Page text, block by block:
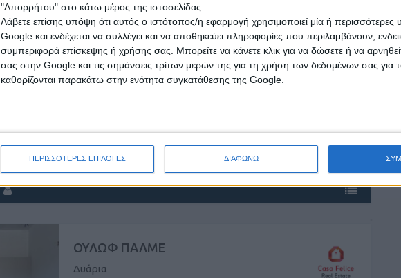
"Απορρήτου" στο κάτω μέρος της ιστοσελίδας.
Λάβετε επίσης υπόψη ότι αυτός ο ιστότοπος/η εφαρμογή χρησιμοποιεί μία ή περισσότερες
Google και ενδέχεται να συλλέγει και να αποθηκεύει πληροφορίες που περιλαμβάνουν,
συμπεριφορά επίσκεψης ή χρήσης σας. Μπορείτε να κάνετε κλικ για να δώσετε ή να
σας στην Google και τις σημάνσεις τρίτων μερών της για τη χρήση των δεδομένων σας
καθορίζονται παρακάτω στην ενότητα συγκατάθεσης της Google.
ΠΕΡΙΣΣΟΤΕΡΕΣ ΕΠΙΛΟΓΕΣ ΔΙΑΦΩΝΩ
ΘΕΡΙΣΟΣ
Γκαρσονιέρες
ασανσέρ 1 μπάνιο, αυτόνομη θέρμανση, προσόψεως, δωρεαν ...
ΟΥΛΩΦ ΠΑΛΜΕ
Δυάρια